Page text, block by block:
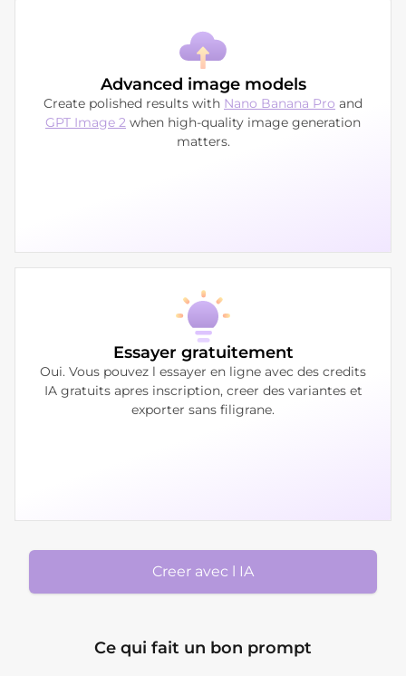
Advanced image models
Create polished results with Nano Banana Pro and
GPT Image 2 when high-quality image generation
matters.
Essayer gratuitement
Oui. Vous pouvez l essayer en ligne avec des credits
IA gratuits apres inscription, creer des variantes et
exporter sans filigrane.
Creer avec l IA
Ce qui fait un bon prompt